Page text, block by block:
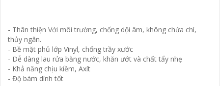
- Thân thiện Với môi trường, chống dội âm, không chứa chì,
thủy ngân.
- Bề mặt phủ lớp Vinyl, chống trầy xước
- Dễ dàng lau rửa bằng nước, khăn ướt và chất tẩy nhẹ
- Khả năng chịu kiềm, Axít
- Độ bám dính tốt